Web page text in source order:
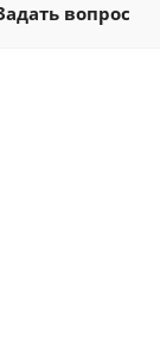
вопрос